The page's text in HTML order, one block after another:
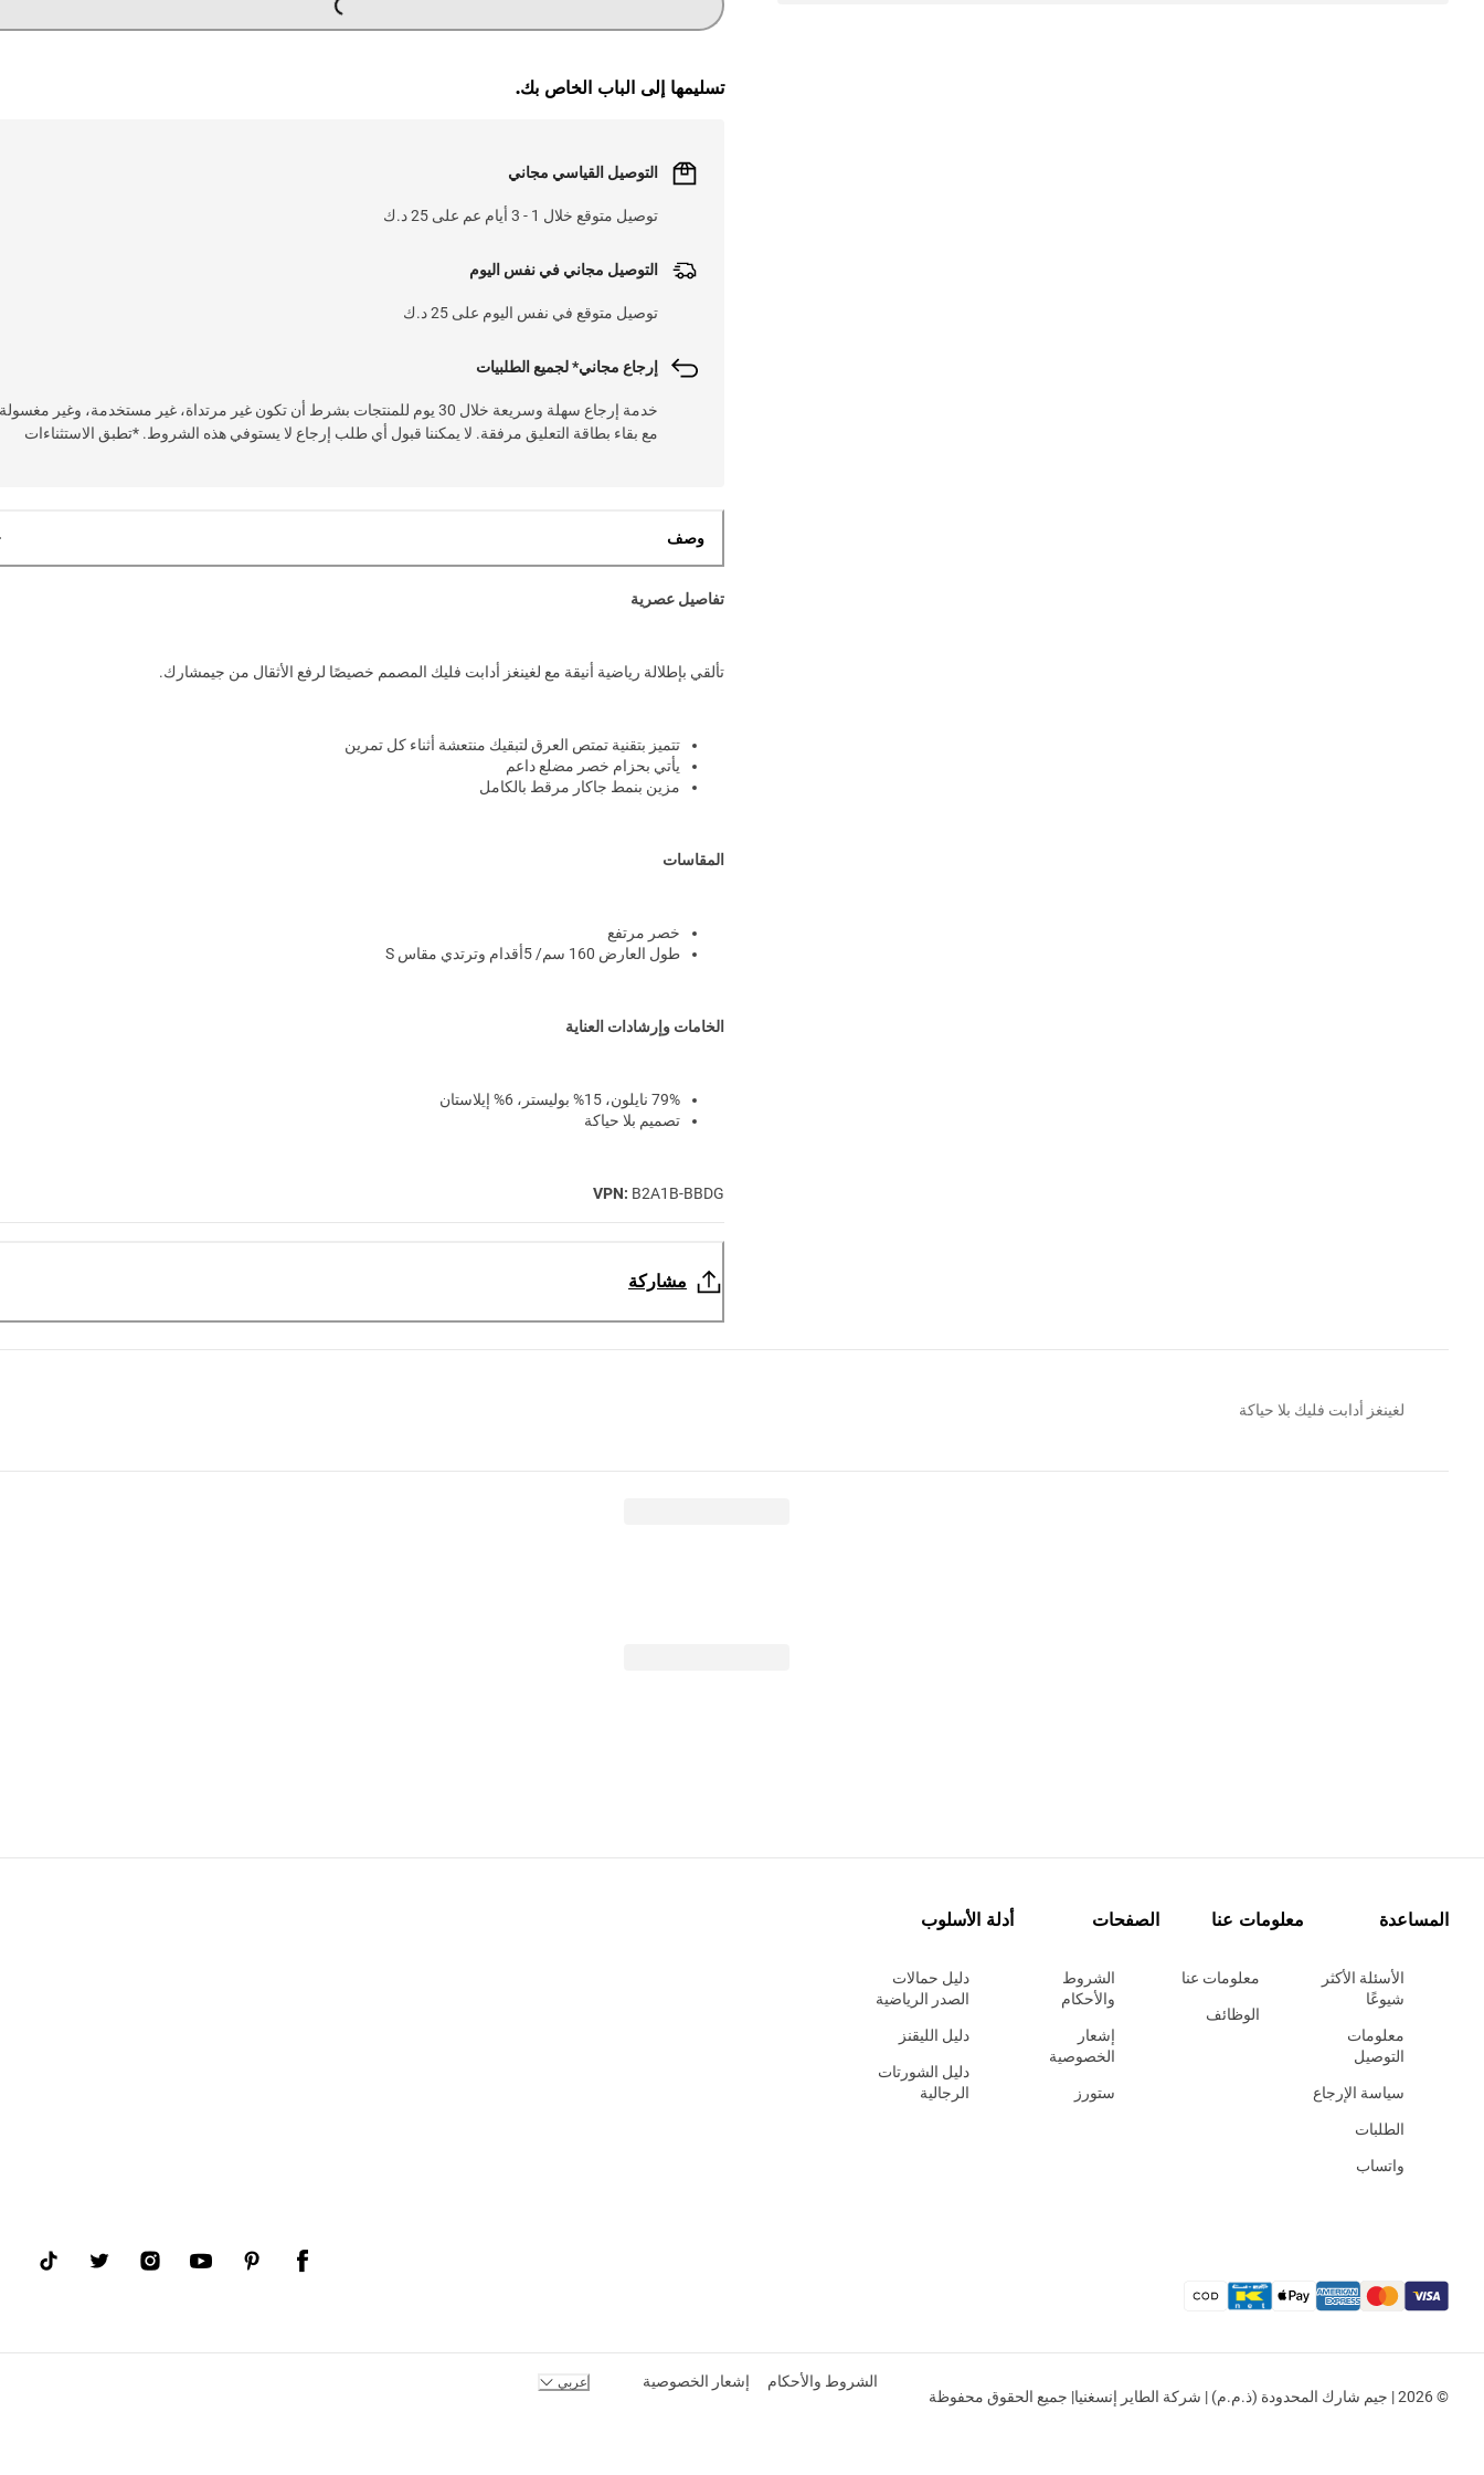
تسليمها إلى الباب الخاص بك.
التوصيل القياسي مجاني
توصيل متوقع خلال 1 - 3 أيام عم على 25 د.ك
التوصيل مجاني في نفس اليوم
توصيل متوقع في نفس اليوم على 25 د.ك
إرجاع مجاني* لجميع الطلبيات
خدمة إرجاع سهلة وسريعة خلال 30 يوم للمنتجات بشرط أن تكون غير مرتداة، غير مستخدمة، وغير مغسولة
مع بقاء بطاقة التعليق مرفقة. لا يمكننا قبول أي طلب إرجاع لا يستوفي هذه الشروط. *تطبق الاستثناءات
وصف
تفاصيل عصرية
تألقي بإطلالة رياضية أنيقة مع لغينغز أدابت فليك المصمم خصيصًا لرفع الأثقال من جيمشارك.
تتميز بتقنية تمتص العرق لتبقيك منتعشة أثناء كل تمرين
يأتي بحزام خصر مضلع داعم
مزين بنمط جاكار مرقط بالكامل
المقاسات
خصر مرتفع
طول العارض 160 سم/ 5أقدام وترتدي مقاس S
الخامات وإرشادات العناية
79% نايلون، 15% بوليستر، 6% إيلاستان
تصميم بلا حياكة
VPN: B2A1B-BBDG
مشاركة
لغينغز أدابت فليك بلا حياكة
المساعدة
الأسئلة الأكثر
شيوعًا
معلومات
التوصيل
سياسة الإرجاع
الطلبات
واتساب
معلومات عنا
معلومات عنا
الوظائف
الصفحات
الشروط
والأحكام
إشعار
الخصوصية
ستورز
أدلة الأسلوب
دليل حمالات
الصدر الرياضية
دليل الليقنز
دليل الشورتات
الرجالية
© 2026 | جيم شارك المحدودة (ذ.م.م) | شركة الطاير إنسغنيا| جميع الحقوق محفوظة
الشروط والأحكام إشعار الخصوصية عربي